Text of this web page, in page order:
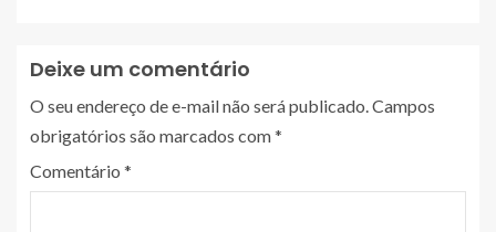
Deixe um comentário
O seu endereço de e-mail não será publicado. Campos
obrigatórios são marcados com*
Comentário *